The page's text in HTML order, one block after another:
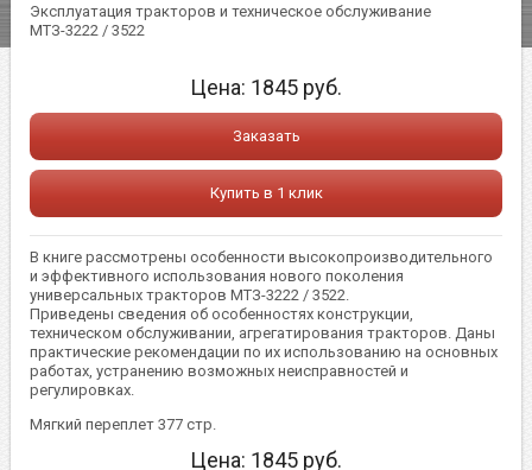
Эксплуатация тракторов и техническое обслуживание
МТЗ-3222 / 3522
Цена: 1845 руб.
Заказать
Купить в 1 клик
В книге рассмотрены особенности высокопроизводительного
и эффективного использования нового поколения
универсальных тракторов МТЗ-3222 / 3522.
Приведены сведения об особенностях конструкции,
техническом обслуживании, агрегатирования тракторов. Даны
практические рекомендации по их использованию на основных
работах, устранению возможных неисправностей и
регулировках.
Мягкий переплет 377 стр.
Цена: 1845 руб.